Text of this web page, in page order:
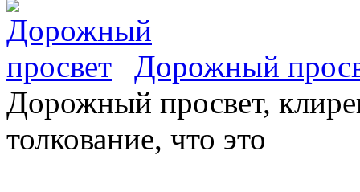
Дорожный
Дорожный просвет,
толкование, что это